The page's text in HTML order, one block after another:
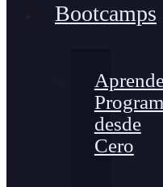
Bootcamps
desde
Cero